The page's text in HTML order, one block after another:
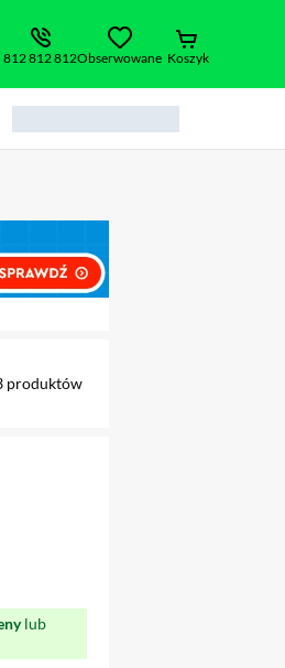
812 812 812Obserwowane Koszyk
produktów
zł
lub